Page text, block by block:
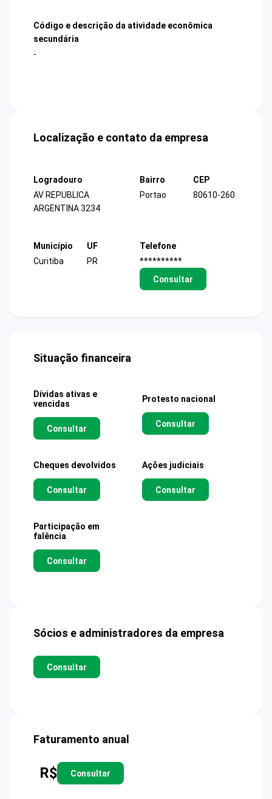
Código e descrição da atividade econômica
secundária
-
Localização e contato da empresa
Logradouro
AV REPUBLICA
ARGENTINA 3234
Bairro
Portao
CEP
80610-260
Município
Curitiba
UF
PR
Telefone
**********
Consultar
Situação financeira
Dívidas ativas e
vencidas
Consultar
Protesto nacional
Consultar
Cheques devolvidos
Consultar
Ações judiciais
Consultar
Participação em
falência
Consultar
Sócios e administradores da empresa
Consultar
Faturamento anual
R$ Consultar